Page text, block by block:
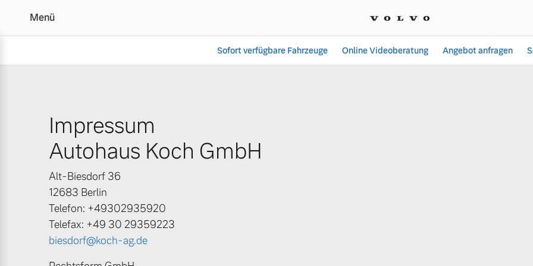
Menü
Sofort verfügbare Fahrzeuge Online Videoberatung Angebot anfragen
Vollelektrisch
6 Modelle
Plug-in Hybrid
3 Modelle
Impressum
Autohaus Koch GmbH
Alt-Biesdorf 36
12683 Berlin
Telefon: +49302935920
Telefax: +49 30 29359223
biesdorf@koch-ag.de